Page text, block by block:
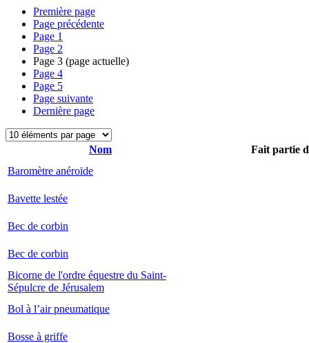
Première page
Page précédente
Page 1
Page 2
Page 3 (page actuelle)
Page 4
Page 5
Page suivante
Dernière page
Nom
Fait partie
Baromètre anéroïde
Bavette lestée
Bec de corbin
Bec de corbin
Bicorne de l'ordre équestre du Saint-
Sépulcre de Jérusalem
Bol à l’air pneumatique
Bosse à griffe